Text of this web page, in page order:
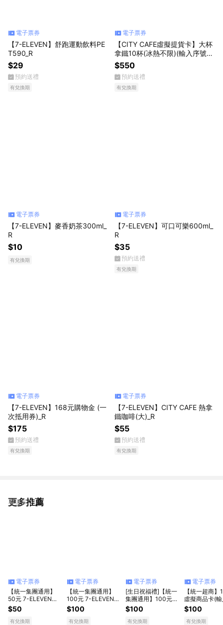
電子票券
【7-ELEVEN】舒跑運動飲料PE
T590_R
$29
預約送禮
有兌換期
電子票券
【CITY CAFE虛擬提貨卡】大杯
拿鐵10杯(冰熱不限)(輸入序號
後．可分次使用)
$550
預約送禮
有兌換期
電子票券
【7-ELEVEN】麥香奶茶300ml_
R
$10
有兌換期
電子票券
【7-ELEVEN】可口可樂600ml_
R
$35
預約送禮
有兌換期
電子票券
【7-ELEVEN】168元購物金 (一
次抵用券)_R
$175
預約送禮
有兌換期
電子票券
【7-ELEVEN】CITY CAFE 熱拿
鐵咖啡(大)_R
$55
預約送禮
有兌換期
更多推薦
看更多
電子票券
【統一集團通用】
50元 7-ELEVEN數
位商品禮券 喜客券
(輸入序號後．可分
次使用)
$50
有兌換期
電子票券
【統一集團通用】
100元 7-ELEVEN數
位商品禮券 喜客券
(輸入序號後．可分
次使用)
$100
有兌換期
電子票券
[生日祝福禮]【統一
集團通用】100元
7-ELEVEN數位商品
禮券 喜客券(輸入序
號後．可分次使用)
$100
有兌換期
電子票券
【統一超商
虛擬商品卡(
號後．可分次
$100
有兌換期